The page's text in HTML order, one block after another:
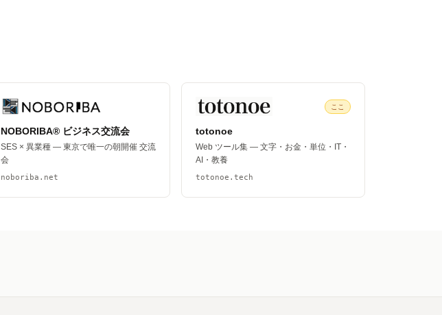
NOBORIBA® ビジネス交流会
SES × 異業種 — 東京で唯一の朝開催 交流
会
noboriba.net
ここ
totonoe
Web ツール集 — 文字・お金・単位・IT・
AI・教養
totonoe.tech